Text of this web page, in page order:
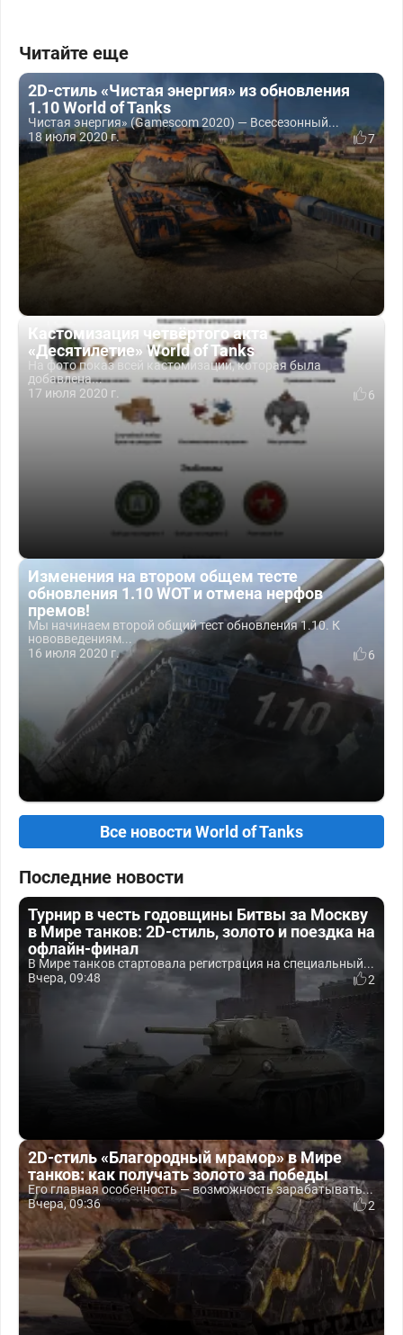
Читайте еще
2D-стиль «Чистая энергия» из обновления
1.10 World of Tanks
Чистая энергия» (Gamescom 2020) — Всесезонный...
18 июля 2020 г.
7
Кастомизация четвёртого акта
«Десятилетие» World of Tanks
На фото показ всей кастомизации, которая была
добавлена...
17 июля 2020 г.
6
Изменения на втором общем тесте
обновления 1.10 WOT и отмена нерфов
премов!
Мы начинаем второй общий тест обновления 1.10. К
нововведениям...
16 июля 2020 г.
6
Все новости World of Tanks
Последние новости
Турнир в честь годовщины Битвы за Москву
в Мире танков: 2D-стиль, золото и поездка на
офлайн-финал
В Мире танков стартовала регистрация на специальный...
Вчера, 09:48
2
2D-стиль «Благородный мрамор» в Мире
танков: как получать золото за победы
Его главная особенность — возможность зарабатывать...
Вчера, 09:36
2